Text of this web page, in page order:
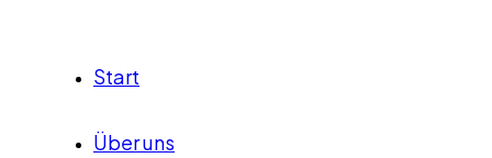
Start
Über uns